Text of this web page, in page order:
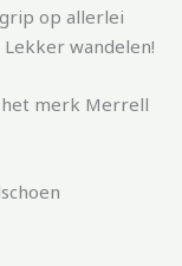
op allerlei
wandelen!
het merk Merrell